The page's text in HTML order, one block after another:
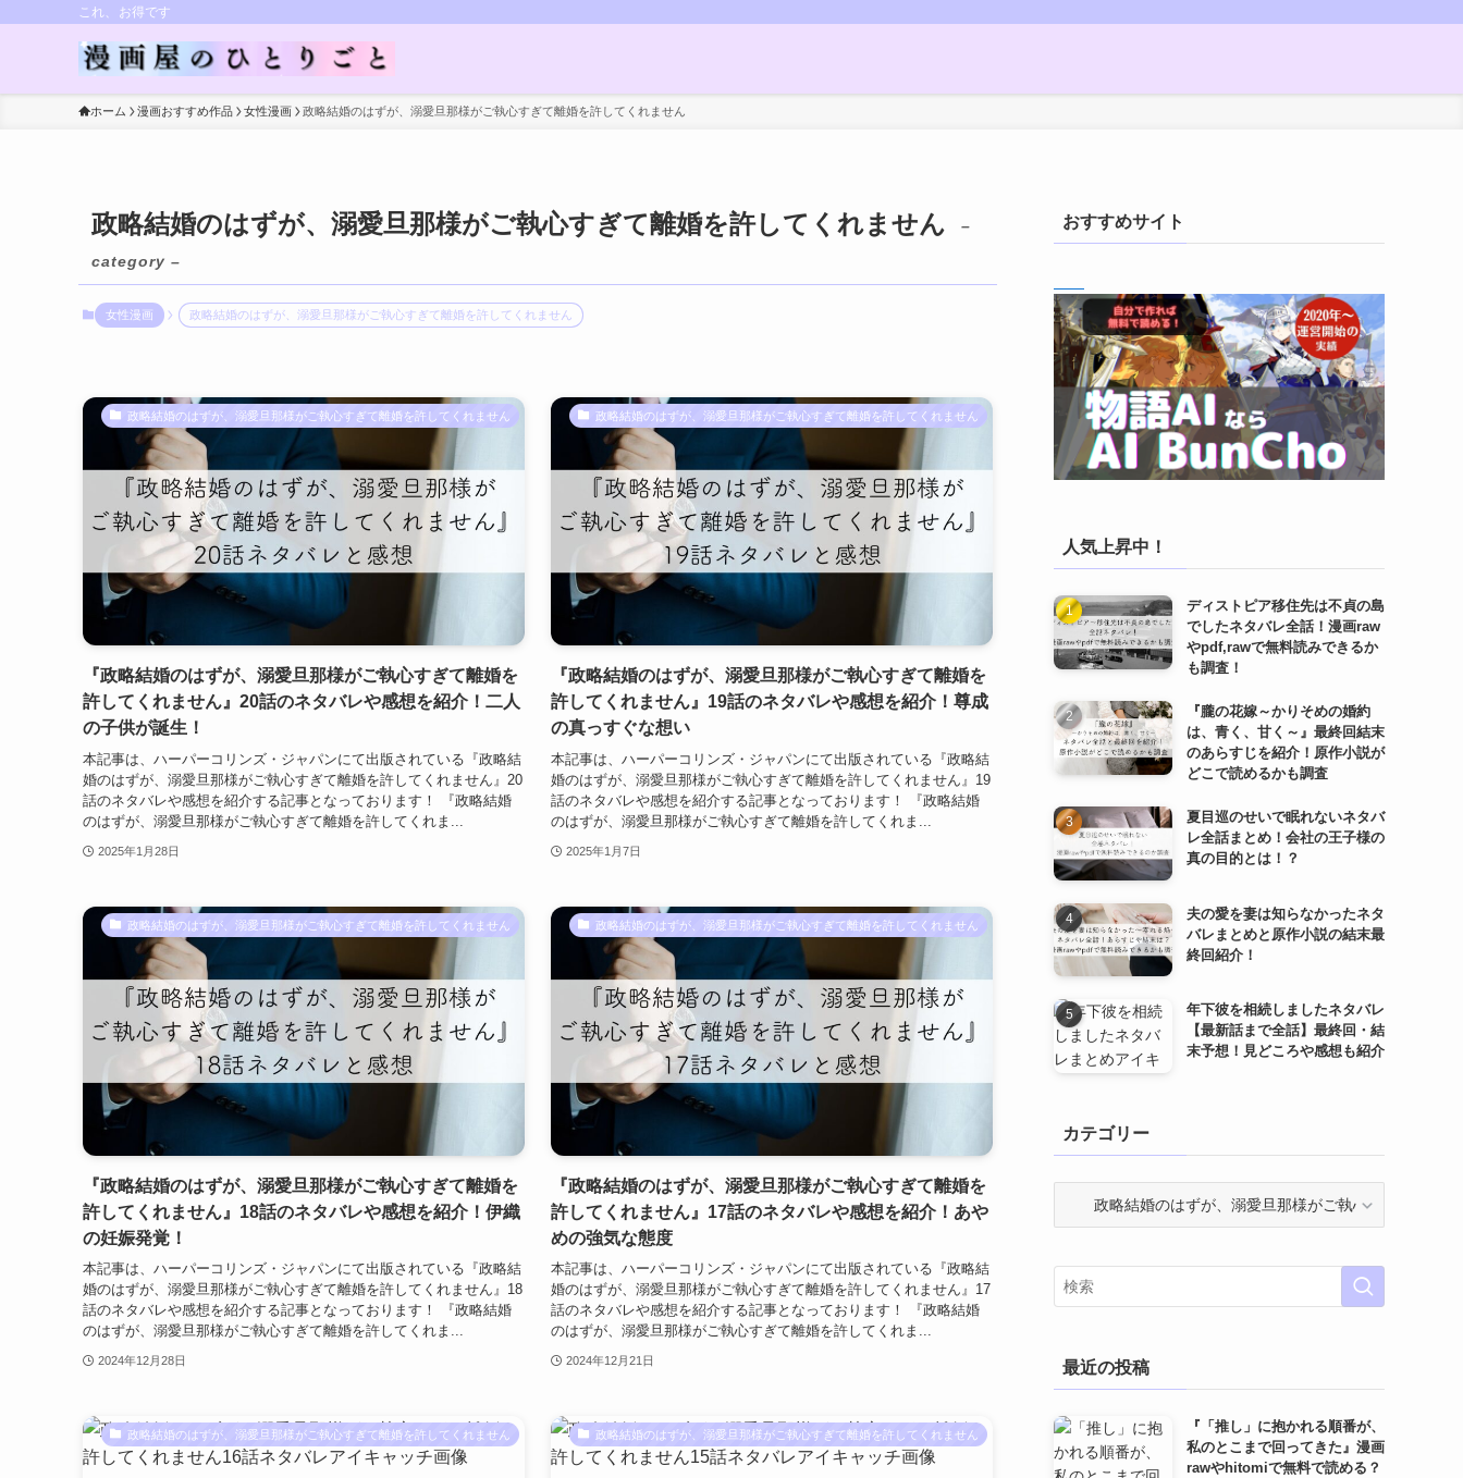
これ、お得です
ホーム 漫画おすすめ作品 女性漫画 政略結婚のはずが、溺愛旦那様がご執心すぎて離婚を許してくれません
政略結婚のはずが、溺愛旦那様がご執心すぎて離婚を許してくれません –
category –
女性漫画 政略結婚のはずが、溺愛旦那様がご執心すぎて離婚を許してくれません
政略結婚のはずが、溺愛旦那様がご執心すぎて離婚を許してくれません
『政略結婚のはずが、溺愛旦那様がご執心すぎて離婚を
許してくれません』20話のネタバレや感想を紹介！二人
の子供が誕生！
本記事は、ハーパーコリンズ・ジャパンにて出版されている『政略結
婚のはずが、溺愛旦那様がご執心すぎて離婚を許してくれません』20
話のネタバレや感想を紹介する記事となっております！ 『政略結婚
のはずが、溺愛旦那様がご執心すぎて離婚を許してくれま...
2025年1月28日
政略結婚のはずが、溺愛旦那様がご執心すぎて離婚を許してくれません
『政略結婚のはずが、溺愛旦那様がご執心すぎて離婚を
許してくれません』19話のネタバレや感想を紹介！尊成
の真っすぐな想い
本記事は、ハーパーコリンズ・ジャパンにて出版されている『政略結
婚のはずが、溺愛旦那様がご執心すぎて離婚を許してくれません』19
話のネタバレや感想を紹介する記事となっております！ 『政略結婚
のはずが、溺愛旦那様がご執心すぎて離婚を許してくれま...
2025年1月7日
政略結婚のはずが、溺愛旦那様がご執心すぎて離婚を許してくれません
『政略結婚のはずが、溺愛旦那様がご執心すぎて離婚を
許してくれません』18話のネタバレや感想を紹介！伊織
の妊娠発覚！
本記事は、ハーパーコリンズ・ジャパンにて出版されている『政略結
婚のはずが、溺愛旦那様がご執心すぎて離婚を許してくれません』18
話のネタバレや感想を紹介する記事となっております！ 『政略結婚
のはずが、溺愛旦那様がご執心すぎて離婚を許してくれま...
2024年12月28日
政略結婚のはずが、溺愛旦那様がご執心すぎて離婚を許してくれません
『政略結婚のはずが、溺愛旦那様がご執心すぎて離婚を
許してくれません』17話のネタバレや感想を紹介！あや
めの強気な態度
本記事は、ハーパーコリンズ・ジャパンにて出版されている『政略結
婚のはずが、溺愛旦那様がご執心すぎて離婚を許してくれません』17
話のネタバレや感想を紹介する記事となっております！ 『政略結婚
のはずが、溺愛旦那様がご執心すぎて離婚を許してくれま...
2024年12月21日
政略結婚のはずが、溺愛旦那様がご執心すぎて離婚を許してくれません 政略結婚のはずが、溺愛旦那様がご執心すぎて離婚を許してくれません
おすすめサイト
人気上昇中！
ディストピア移住先は不貞の島
でしたネタバレ全話！漫画raw
やpdf,rawで無料読みできるか
も調査！
『朧の花嫁～かりそめの婚約
は、青く、甘く～』最終回結末
のあらすじを紹介！原作小説が
どこで読めるかも調査
夏目巡のせいで眠れないネタバ
レ全話まとめ！会社の王子様の
真の目的とは！？
夫の愛を妻は知らなかったネタ
バレまとめと原作小説の結末最
終回紹介！
年下彼を相続しましたネタバレ
【最新話まで全話】最終回・結
末予想！見どころや感想も紹介
カテゴリー
リ
ー
最近の投稿
『「推し」に抱かれる順番が、
私のとこまで回ってきた』漫画
rawやhitomiで無料で読める？